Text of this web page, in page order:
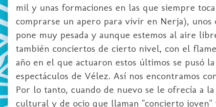
mil y unas formaciones en las que siempre
comprarse un apero para vivir en Nerja), unos
pone muy pesada y aunque estemos al aire
también conciertos de cierto nivel, con el
año en el que actuaron estos últimos se pusó
espectáculos de Vélez. Así nos encontramos
Por lo tanto, cuando de nuevo se le ofrecía a
cultural y de ocio que llaman "concierto joven"